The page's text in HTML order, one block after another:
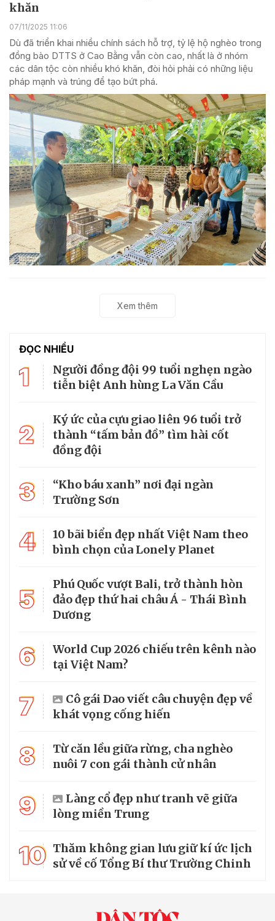
khăn
07/11/2025 11:06
Dù đã triển khai nhiều chính sách hỗ trợ, tỷ lệ hộ nghèo trong
đồng bào DTTS ở Cao Bằng vẫn còn cao, nhất là ở nhóm
các dân tộc còn nhiều khó khăn, đòi hỏi phải có những liệu
pháp mạnh và trúng để tạo bứt phá.
Xem thêm
ĐỌC NHIỀU
1
Người đồng đội 99 tuổi nghẹn ngào
tiễn biệt Anh hùng La Văn Cầu
2
Ký ức của cựu giao liên 96 tuổi trở
thành “tấm bản đồ” tìm hài cốt
đồng đội
3
“Kho báu xanh” nơi đại ngàn
Trường Sơn
4
10 bãi biển đẹp nhất Việt Nam theo
bình chọn của Lonely Planet
5
Phú Quốc vượt Bali, trở thành hòn
đảo đẹp thứ hai châu Á - Thái Bình
Dương
6
World Cup 2026 chiếu trên kênh nào
tại Việt Nam?
7
Cô gái Dao viết câu chuyện đẹp về
khát vọng cống hiến
8
Từ căn lều giữa rừng, cha nghèo
nuôi 7 con gái thành cử nhân
9
Làng cổ đẹp như tranh vẽ giữa
lòng miền Trung
10 Thăm không gian lưu giữ kí ức lịch
sử về cố Tổng Bí thư Trường Chinh